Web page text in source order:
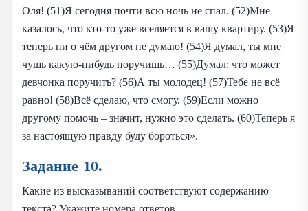
Оля! (51)Я сегодня почти всю ночь не спал. (52)Мне
казалось, что кто-то уже вселяется в вашу квартиру. (53)Я
теперь ни о чём другом не думаю! (54)Я думал, ты мне
чушь какую-нибудь поручишь… (55)Думал: что может
девчонка поручить? (56)А ты молодец! (57)Тебе не всё
равно! (58)Всё сделаю, что смогу. (59)Если можно
другому помочь – значит, нужно это сделать. (60)Теперь я
за настоящую правду буду бороться».
Задание 10.
Какие из высказываний соответствуют содержанию